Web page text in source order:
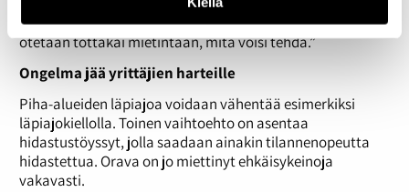
Jos pystytään katualueelta parantamaan tilannetta niin
otetaan tottakai mietintään, mitä voisi tehdä.”
Ongelma jää yrittäjien harteille
Piha-alueiden läpiajoa voidaan vähentää esimerkiksi
läpiajokiellolla. Toinen vaihtoehto on asentaa
hidastustöyssyt, jolla saadaan ainakin tilannenopeutta
hidastettua. Orava on jo miettinyt ehkäisykeinoja
vakavasti.